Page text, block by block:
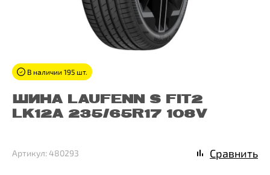
ШИНА LAUFENN S FIT2
LK12A 235/65R17 108V
В наличии 195 шт.
Артикул: 480293 Сравнить